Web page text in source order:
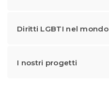
Diritti LGBTI nel mondo
I nostri progetti